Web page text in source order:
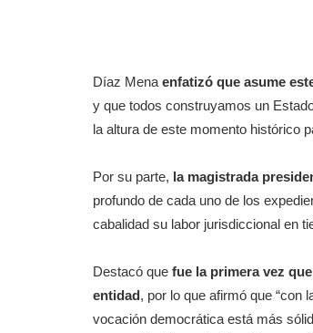
Díaz Mena enfatizó que asume
y que todos construyamos un
la altura de este momento histórico
Por su parte, la magistrada
profundo de cada uno de los
cabalidad su labor jurisdiccional en
Destacó que fue la primera vez
entidad, por lo que afirmó que “con
vocación democrática está más